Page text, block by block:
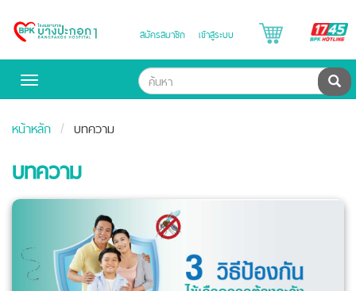
Bangpakok
สมัครสมาชิก เข้าสู่ระบบ
Toggle
ค้น
หน้าหลัก บทความ
บทความ